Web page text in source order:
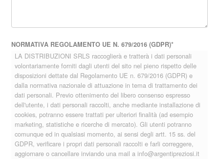
NORMATIVA REGOLAMENTO UE N. 679/2016 (GDPR)*
LA DISTRIBUZIONI SRLS raccoglierà e tratterà i dati personali
volontariamente forniti dagli utenti del sito nel pieno rispetto delle
disposizioni dettate dal Regolamento UE n. 679/2016 (GDPR) e
dalla normativa nazionale di attuazione in tema di trattamento dei
dati personali. Previo ottenimento del libero consenso espresso
dell'utente, i dati personali raccolti, anche mediante installazione di
cookies, potranno essere trattati per ulteriori finalità (ad esempio
marketing, statistiche e ricerche di mercato). Gli utenti potranno
comunque ed in qualsiasi momento, ai sensi degli artt. 15 ss. del
GDPR, verificare i propri dati personali raccolti e farli correggere,
aggiornare o cancellare inviando una mail a info@argentipreziosi.it